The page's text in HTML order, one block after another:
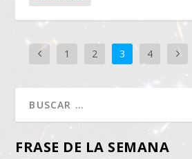
1 2 3 4
FRASE DE LA SEMANA